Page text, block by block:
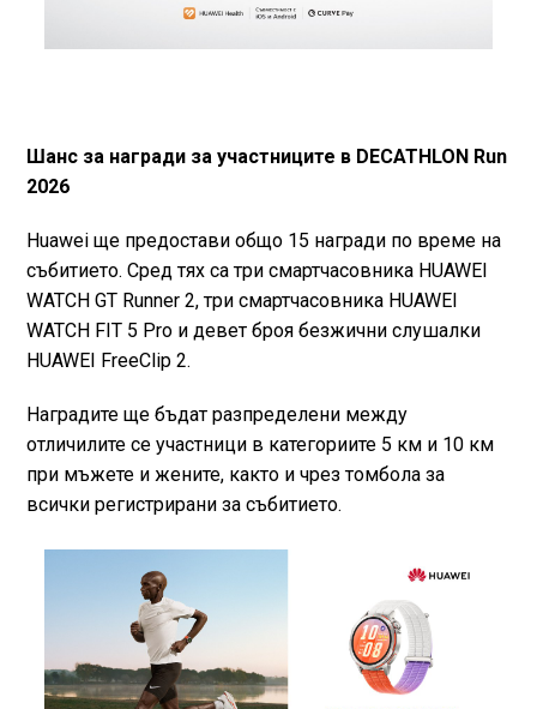
Шанс за награди за участниците в DECATHLON Run
2026
Huawei ще предостави общо 15 награди по време на
събитието. Сред тях са три смартчасовника HUAWEI
WATCH GT Runner 2, три смартчасовника HUAWEI
WATCH FIT 5 Pro и девет броя безжични слушалки
HUAWEI FreeClip 2.
Наградите ще бъдат разпределени между
отличилите се участници в категориите 5 км и 10 км
при мъжете и жените, както и чрез томбола за
всички регистрирани за събитието.